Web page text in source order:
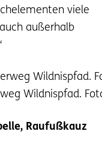
viele
außerhalb
Wildnispfad.
Raufußkauz